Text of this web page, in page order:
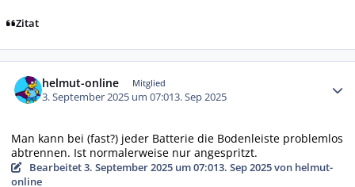
Zitat
helmut-online Mitglied
3. September 2025 um 07:013. Sep 2025
Man kann bei (fast?) jeder Batterie die Bodenleiste problemlos
abtrennen. Ist normalerweise nur angespritzt.
Bearbeitet3. September 2025 um 07:013. Sep 2025von helmut-
online